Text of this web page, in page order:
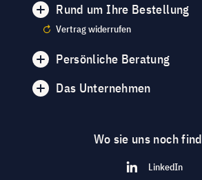
Rund um Ihre Bestellung
Vertrag widerrufen
Persönliche Beratung
Das Unternehmen
Wo sie uns noch
LinkedIn